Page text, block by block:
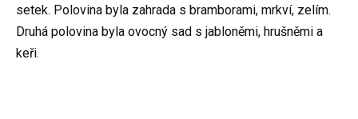
setek. Polovina byla zahrada s bramborami, mrkví, zelím.
Druhá polovina byla ovocný sad s jabloněmi, hrušněmi a
keři.